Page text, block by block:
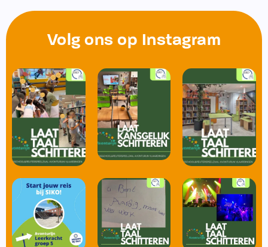
Volg ons op Instagram